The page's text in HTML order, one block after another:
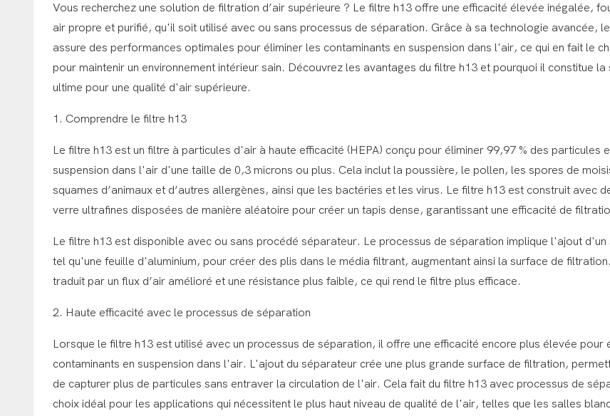
Vous recherchez une solution de filtration d’air supérieure ? Le filtre h13 offre une efficacité élevée inégalée,
air propre et purifié, qu'il soit utilisé avec ou sans processus de séparation. Grâce à sa technologie avancée,
assure des performances optimales pour éliminer les contaminants en suspension dans l'air, ce qui en fait le
pour maintenir un environnement intérieur sain. Découvrez les avantages du filtre h13 et pourquoi il constitue la
ultime pour une qualité d'air supérieure.
1. Comprendre le filtre h13
Le filtre h13 est un filtre à particules d'air à haute efficacité (HEPA) conçu pour éliminer 99,97 % des particules
suspension dans l'air d'une taille de 0,3 microns ou plus. Cela inclut la poussière, le pollen, les spores de
squames d’animaux et d’autres allergènes, ainsi que les bactéries et les virus. Le filtre h13 est construit avec
verre ultrafines disposées de manière aléatoire pour créer un tapis dense, garantissant une efficacité de
Le filtre h13 est disponible avec ou sans procédé séparateur. Le processus de séparation implique l'ajout
tel qu'une feuille d'aluminium, pour créer des plis dans le média filtrant, augmentant ainsi la surface de
traduit par un flux d’air amélioré et une résistance plus faible, ce qui rend le filtre plus efficace.
2. Haute efficacité avec le processus de séparation
Lorsque le filtre h13 est utilisé avec un processus de séparation, il offre une efficacité encore plus élevée pour
contaminants en suspension dans l'air. L'ajout du séparateur crée une plus grande surface de filtration,
de capturer plus de particules sans entraver la circulation de l'air. Cela fait du filtre h13 avec processus de
choix idéal pour les applications qui nécessitent le plus haut niveau de qualité de l'air, telles que les salles